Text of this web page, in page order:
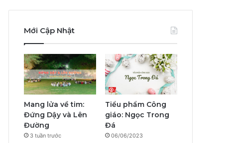
e
b
o
o
k
T
u
b
e
t
a
g
r
a
p
a
l
e
g
r
a
T
o
k
Mới Cập Nhật
Mang lửa về tim:
Đứng Dậy và Lên
Đường
3 tuần trước
Tiểu phẩm Công
giáo: Ngọc Trong
Đá
06/06/2023